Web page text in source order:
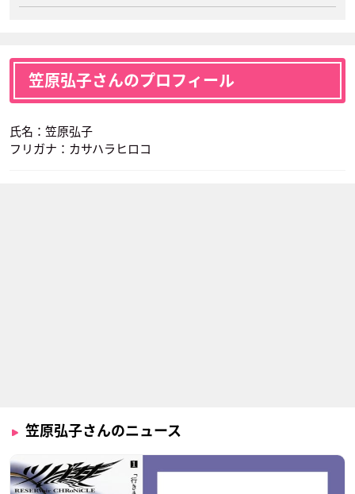
笠原弘子さんのプロフィール
氏名：笠原弘子
フリガナ：カサハラヒロコ
笠原弘子さんのニュース